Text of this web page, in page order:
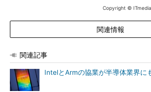
Copyright ©
関連情報
関連記事
IntelとArmの協業が半導体業界に